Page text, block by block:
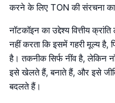
करने के लिए TON की संरचना का
नॉटकॉइन का उद्देश्य वित्तीय
नहीं करता कि इसमें गहरी मूल्य है,
है। तकनीक सिर्फ नींव है, लेकिन
इसे खेलते हैं, बनाते हैं, और इसे
बदलते हैं।